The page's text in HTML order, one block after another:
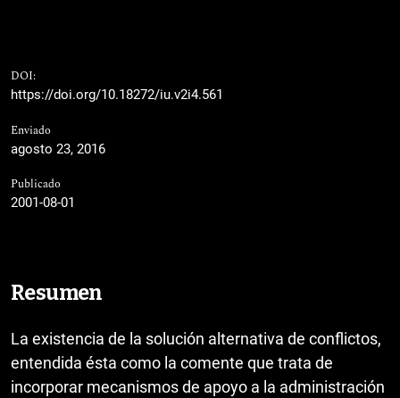
DOI:
https://doi.org/10.18272/iu.v2i4.561
Enviado
agosto 23, 2016
Publicado
2001-08-01
Resumen
La existencia de la solución alternativa de conflictos,
entendida ésta como la comente que trata de
incorporar mecanismos de apoyo a la administración